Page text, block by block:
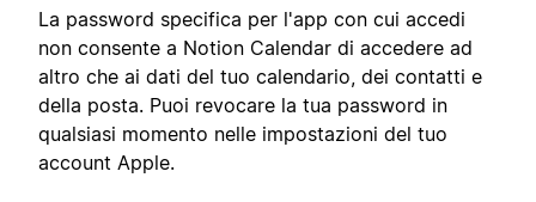
La password specifica per l'app con cui accedi
non consente a Notion Calendar di accedere ad
altro che ai dati del tuo calendario, dei contatti e
della posta. Puoi revocare la tua password in
qualsiasi momento nelle impostazioni del tuo
account Apple.